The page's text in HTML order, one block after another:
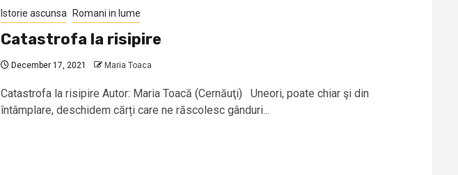
Istorie ascunsa Romani in lume
Catastrofa la risipire
December 17, 2021 Maria Toaca
Catastrofa la risipire Autor: Maria Toacă (Cernăuţi) Uneori, poate chiar şi din
întâmplare, deschidem cărți care ne răscolesc gânduri...